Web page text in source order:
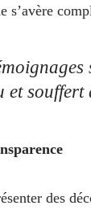
s’avère
et souffert
des